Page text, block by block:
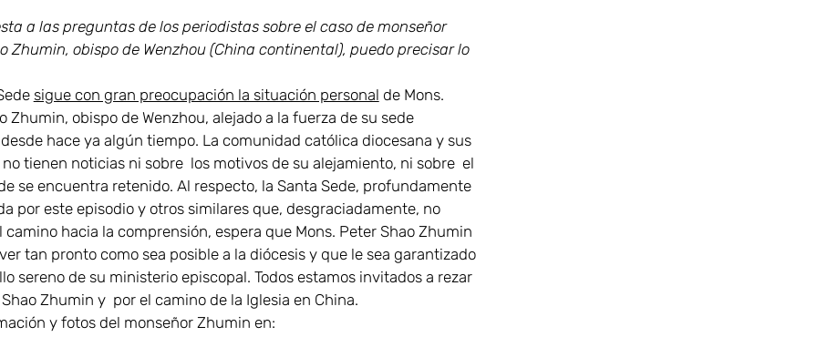
a las preguntas de los periodistas sobre el caso de monseñor
Zhumin, obispo de Wenzhou (China continental), puedo precisar lo
sigue con gran preocupación la situación personal de Mons.
Zhumin, obispo de Wenzhou, alejado a la fuerza de su sede
hace ya algún tiempo. La comunidad católica diocesana y sus
tienen noticias ni sobre los motivos de su alejamiento, ni sobre el
se encuentra retenido. Al respecto, la Santa Sede, profundamente
por este episodio y otros similares que, desgraciadamente, no
hacia la comprensión, espera que Mons. Peter Shao Zhumin
tan pronto como sea posible a la diócesis y que le sea garantizado
sereno de su ministerio episcopal. Todos estamos invitados a rezar
Zhumin y por el camino de la Iglesia en China.
y fotos del monseñor Zhumin en: